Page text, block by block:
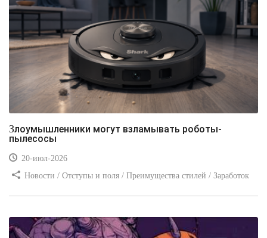
Злоумышленники могут взламывать роботы-
пылесосы
20-июл-2026
Новости / Отступы и поля / Преимущества стилей / Заработок